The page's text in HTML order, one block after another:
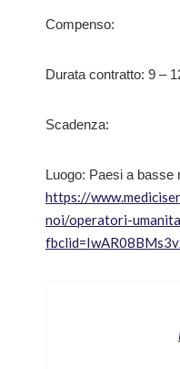
Compenso:
Durata contratto: 9 –
Scadenza:
Luogo: Paesi a basse
https://
noi/operatori-